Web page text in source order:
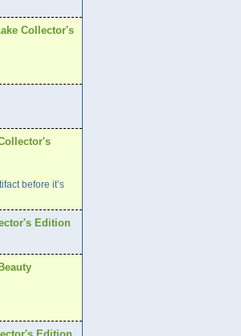
Collector's
before it’s
Edition